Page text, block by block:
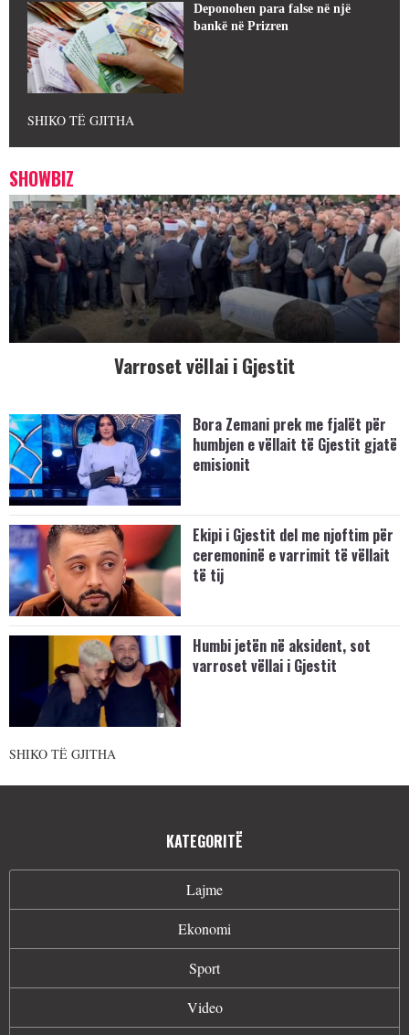
Deponohen para false në një
bankë në Prizren
SHIKO TË GJITHA
SHOWBIZ
Varroset vëllai i Gjestit
Bora Zemani prek me fjalët për
humbjen e vëllait të Gjestit gjatë
emisionit
Ekipi i Gjestit del me njoftim për
ceremoninë e varrimit të vëllait
të tij
Humbi jetën në aksident, sot
varroset vëllai i Gjestit
SHIKO TË GJITHA
KATEGORITË
Lajme
Ekonomi
Sport
Video